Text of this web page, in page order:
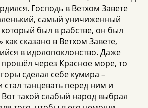
Господь в Ветхом Завете
самый уничиженный
был в рабстве, он был
сказано в Ветхом Завете,
в идолопоклонство. Даже
прошёл через Красное море, то
сделал себе кумира –
стал танцевать перед ним и
Вот такой слабый народ выбрал